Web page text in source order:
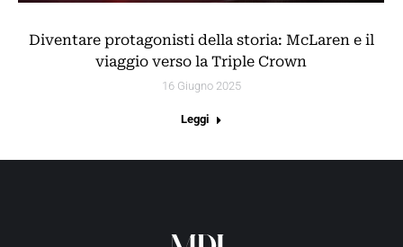
Diventare protagonisti della storia: McLaren e il
viaggio verso la Triple Crown
16 Giugno 2025
Leggi